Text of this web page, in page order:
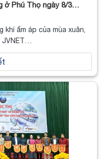
ở Phú Thọ ngày 8/3…
khí ấm áp của mùa xuân,
JVNET…